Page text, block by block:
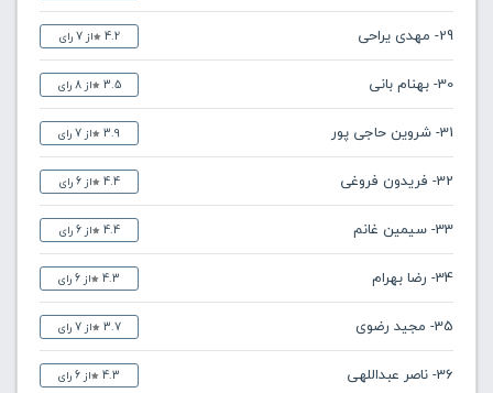
29- مهدی یراحی 4.2 از 7 رای
30- بهنام بانی 3.5 از 8 رای
31- شروین حاجی پور 3.9 از 7 رای
32- فریدون فروغی 4.4 از 6 رای
33- سیمین غانم 4.4 از 6 رای
34- رضا بهرام 4.3 از 6 رای
35- مجید رضوی 3.7 از 7 رای
36- ناصر عبداللهی 4.3 از 6 رای